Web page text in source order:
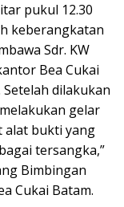
pukul 12.30
keberangkatan
Sdr. KW
Bea Cukai
dilakukan
gelar
alat bukti yang
tersangka,”
Bimbingan
Cukai Batam.